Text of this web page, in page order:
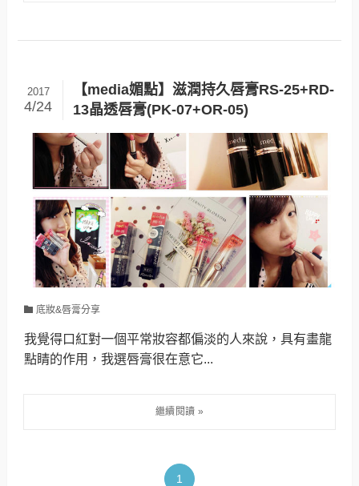
【media媚點】滋潤持久唇膏RS-25+RD-
13晶透唇膏(PK-07+OR-05)
2017
4/24
底妝&唇膏分享
我覺得口紅對一個平常妝容都偏淡的人來說，具有畫龍
點睛的作用，我選唇膏很在意它...
1